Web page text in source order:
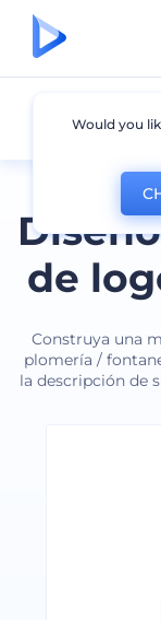
de
Construya una
plomería /
la descripción de
Would you